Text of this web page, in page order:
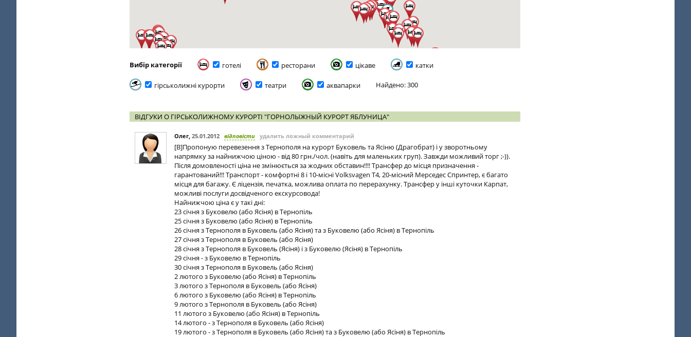
Вибір категорії готелі ресторани цікаве катки
гірськолижні курорти театри аквапарки Найдено: 300
ВІДГУКИ О ГІРСЬКОЛИЖНОМУ КУРОРТІ "ГОРНОЛЫЖНЫЙ КУРОРТ ЯБЛУНИЦА"
Олег, 25.01.2012 відповісти удалить ложный комментарий
[B]Пропоную перевезення з Тернополя на курорт Буковель та Ясіню (Драгобрат) і у зворотньому
напрямку за найнижчою ціною - від 80 грн./чол. (навіть для маленьких груп). Завжди можливий торг ;-)).
Після домовленості ціна не змінюється за жодних обставин!!!! Трансфер до місця призначення -
гарантований!!! Транспорт - комфортні 8 і 10-місні Volksvagen T4, 20-місний Мерседес Спринтер, є багато
місця для багажу. Є ліцензія, печатка, можлива оплата по перерахунку. Трансфер у інші куточки Карпат,
можливі послуги досвідченого екскурсовода!
Найнижчою ціна є у такі дні:
23 січня з Буковелю (або Ясіня) в Тернопіль
25 січня з Буковелю (або Ясіня) в Тернопіль
26 січня з Тернополя в Буковель (або Ясіня) та з Буковелю (або Ясіня) в Тернопіль
27 січня з Тернополя в Буковель (або Ясіня)
28 січня з Тернополя в Буковель (Ясіня) і з Буковелю (Ясіня) в Тернопіль
29 січня - з Буковелю в Тернопіль
30 січня з Тернополя в Буковель (або Ясіня)
2 лютого з Буковелю (або Ясіня) в Тернопіль
3 лютого з Тернополя в Буковель (або Ясіня)
6 лютого з Буковелю (або Ясіня) в Тернопіль
9 лютого з Тернополя в Буковель (або Ясіня)
11 лютого з Буковелю (або Ясіня) в Тернопіль
14 лютого - з Тернополя в Буковель (або Ясіня)
19 лютого - з Тернополя в Буковель (або Ясіня) та з Буковелю (або Ясіня) в Тернопіль